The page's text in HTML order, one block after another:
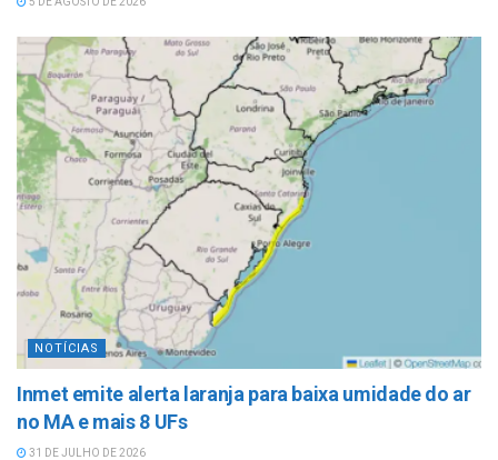
NOTÍCIAS
Inmet emite alerta laranja para baixa umidade do ar
no MA e mais 8 UFs
31 DE JULHO DE 2026